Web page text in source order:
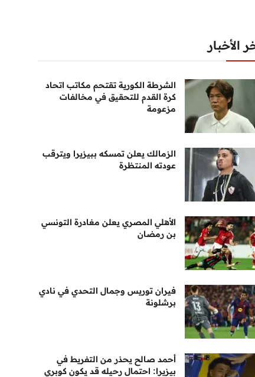
الأخبار
الشرطة الكورية تقتحم مكاتب اتحاد
كرة القدم للتحقيق في مخالفات
مزعومة
الزمالك يعلن تمسكه ببيزيرا ويترقب
عودته المنتظرة
الأهلي المصري يعلن مغادرة التونسي
بن رمضان
فيران توريس وجمال التحدي في نادي
برشلونة
أحمد صالح يحذر من التفريط في
بيزيرا: احتمال رحيله قد يكون كوبري